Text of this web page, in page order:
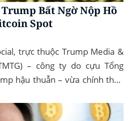
Bất Ngờ Nộp Hồ
Spot
trực thuộc Trump Media &
– công ty do cựu Tổng
hậu thuẫn – vừa chính thức